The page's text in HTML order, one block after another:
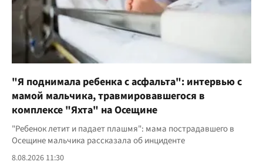
"Я поднимала ребенка с асфальта": интервью с
мамой мальчика, травмировавшегося в
комплексе "Яхта" на Осещине
"Ребенок летит и падает плашмя": мама пострадавшего в
Осещине мальчика рассказала об инциденте
8.08.2026 11:30